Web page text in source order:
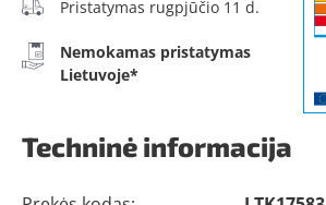
Pristatymas rugpjūčio 11 d.
Nemokamas pristatymas
Lietuvoje*
Techninė informacija